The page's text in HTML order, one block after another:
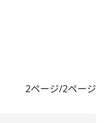
2ページ/2ページ